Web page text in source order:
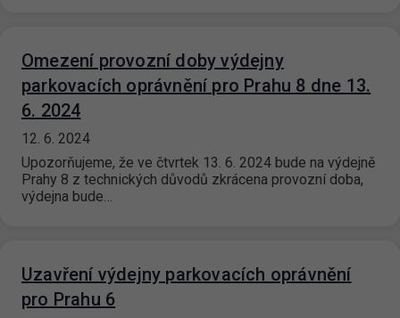
Omezení provozní doby výdejny
parkovacích oprávnění pro Prahu 8 dne 13.
6. 2024
12. 6. 2024
Upozorňujeme, že ve čtvrtek 13. 6. 2024 bude na výdejně
Prahy 8 z technických důvodů zkrácena provozní doba,
výdejna bude…
Uzavření výdejny parkovacích oprávnění
pro Prahu 6